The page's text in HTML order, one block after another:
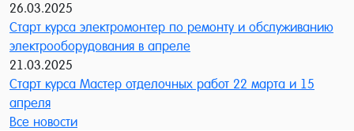
26.03.2025
Старт курса электромонтер по ремонту и обслуживанию
электрооборудования в апреле
21.03.2025
Старт курса Мастер отделочных работ 22 марта и 15
апреля
Все новости